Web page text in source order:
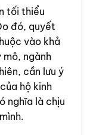
tối thiểu
đó, quyết
vào khả
mô, ngành
cần lưu ý
hộ kinh
nghĩa là chịu